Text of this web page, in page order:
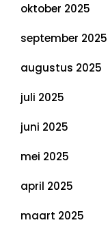
oktober 2025
september 2025
augustus 2025
juli 2025
juni 2025
mei 2025
april 2025
maart 2025